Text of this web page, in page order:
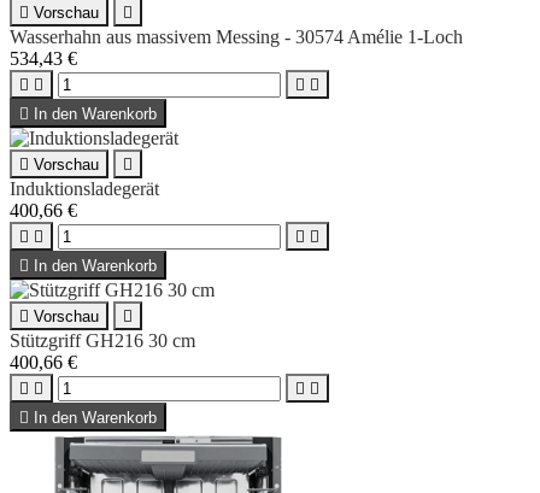
 Vorschau 
Wasserhahn aus massivem Messing - 30574 Amélie 1-Loch
534,43 €
   
 In den Warenkorb
 Vorschau 
Induktionsladegerät
400,66 €
   
 In den Warenkorb
 Vorschau 
Stützgriff GH216 30 cm
400,66 €
   
 In den Warenkorb